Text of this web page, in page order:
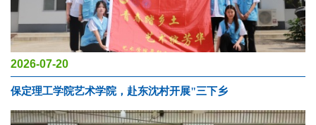
2026-07-20
保定理工学院艺术学院，赴东沈村开展"三下乡